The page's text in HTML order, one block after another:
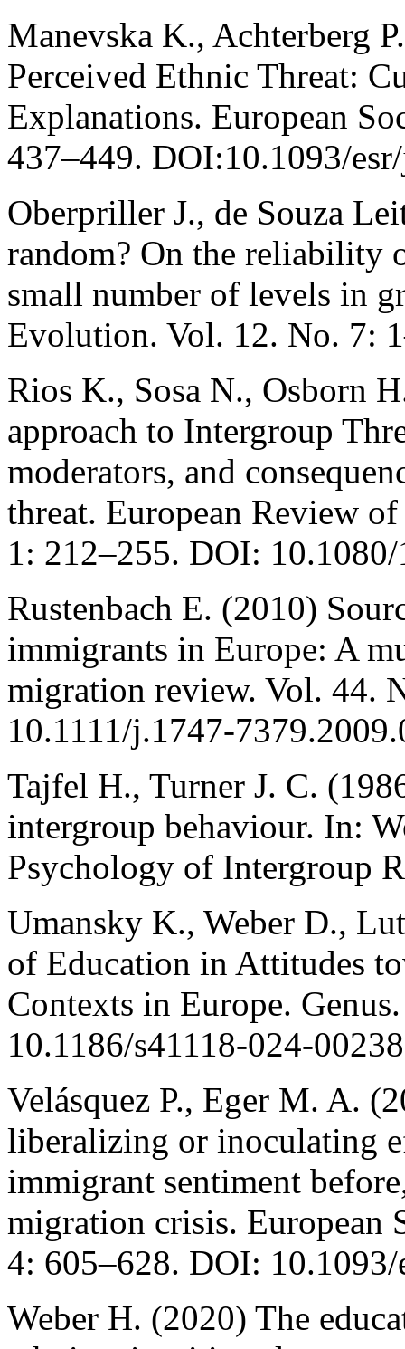
Manevska K., Achterberg
Perceived Ethnic Threat:
Explanations. European
437–449. DOI:10.1093/
Oberpriller J., de Souza
random? On the reliability
small number of levels in
Evolution. Vol. 12. No. 7:
Rios K., Sosa N., Osborn
approach to Intergroup
moderators, and
threat. European Review
1: 212–255. DOI:
Rustenbach E. (2010)
immigrants in Europe: A
migration review. Vol. 44.
10.1111/j.1747-
Tajfel H., Turner J. C.
intergroup behaviour. In:
Psychology of Intergroup
Umansky K., Weber D.,
of Education in Attitudes
Contexts in Europe.
10.1186/s41118-024-
Velásquez P., Eger M. A.
liberalizing or inoculating
immigrant sentiment
migration crisis. European
4: 605–628. DOI: 10.1093/
Weber H. (2020) The